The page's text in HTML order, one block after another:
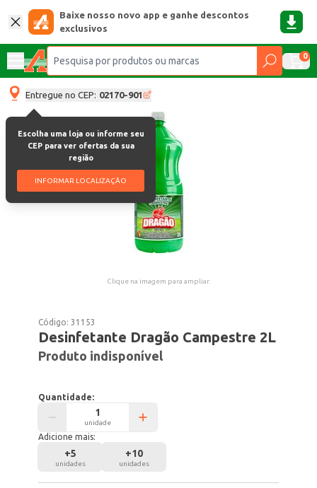
Baixe nosso novo app e ganhe descontos
exclusivos
0
Entregue no CEP: 02170-901
Escolha uma loja ou informe seu
CEP para ver ofertas da sua
região
INFORMAR LOCALIZAÇÃO
Clique na imagem para ampliar.
Código:31153
Desinfetante Dragão Campestre 2L
Produto indisponível
Quantidade:
unidade
Adicione mais:
+5
unidades
+10
unidades